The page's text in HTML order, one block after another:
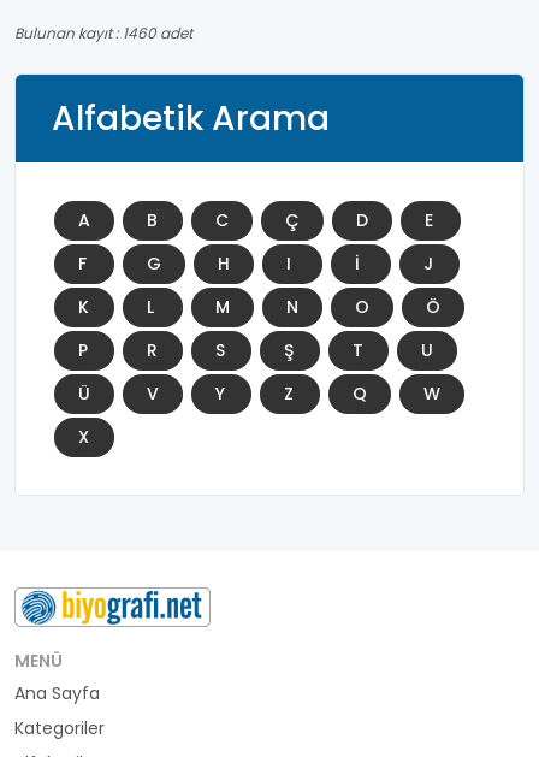
Bulunan kayıt : 1460 adet
Alfabetik Arama
A B C Ç D
E
F
G H I İ
J
K
L M N O
Ö
P
R S Ş T
U
Ü
V Y Z Q
W
X
MENÜ
Ana Sayfa
Kategoriler